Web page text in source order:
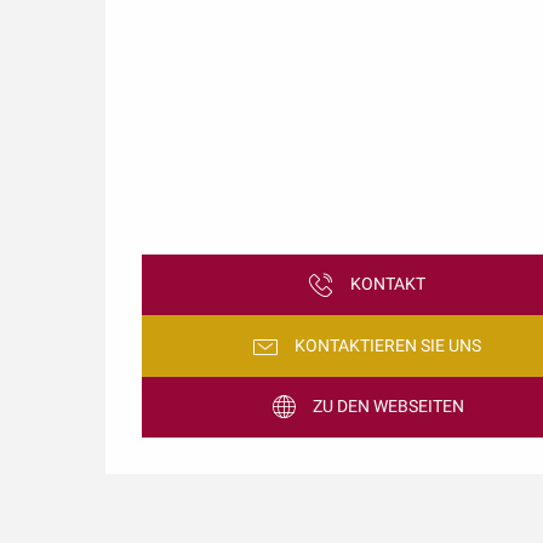
KONTAKT
KONTAKTIEREN SIE UNS
ZU DEN WEBSEITEN